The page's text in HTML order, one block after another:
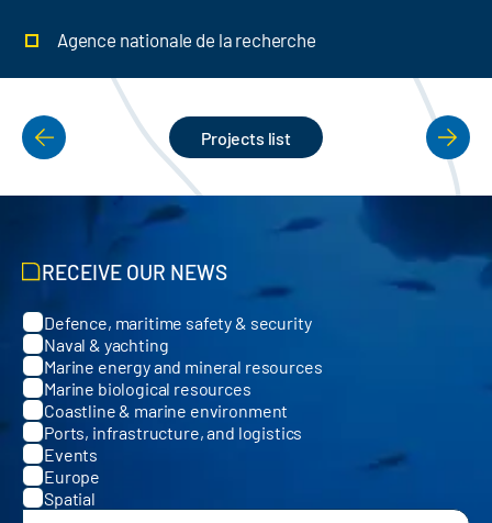
Agence nationale de la recherche
PAGINATION
Projects list
RECEIVE OUR NEWS
Categories
Defence, maritime safety & security
Naval & yachting
Marine energy and mineral resources
Marine biological resources
Coastline & marine environment
Ports, infrastructure, and logistics
Events
Europe
Spatial